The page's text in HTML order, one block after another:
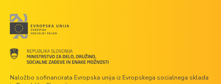
Naložbo sofinancirata Evropska unija iz Evropskega socialnega sklada